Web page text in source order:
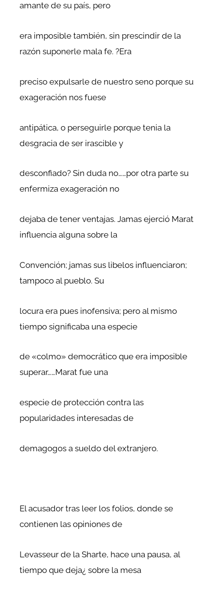
amante de su país, pero
era imposible también, sin prescindir de la
razón suponerle mala fe. ?Era
preciso expulsarle de nuestro seno porque su
exageración nos fuese
antipática, o perseguirle porque tenia la
desgracia de ser irascible y
desconfiado? Sin duda no……por otra parte su
enfermiza exageración no
dejaba de tener ventajas. Jamas ejerció Marat
influencia alguna sobre la
Convención; jamas sus libelos influenciaron;
tampoco al pueblo. Su
locura era pues inofensiva; pero al mismo
tiempo significaba una especie
de «colmo» democrático que era imposible
superar……Marat fue una
especie de protección contra las
popularidades interesadas de
demagogos a sueldo del extranjero.
El acusador tras leer los folios, donde se
contienen las opiniones de
Levasseur de la Sharte, hace una pausa, al
tiempo que deja¿ sobre la mesa